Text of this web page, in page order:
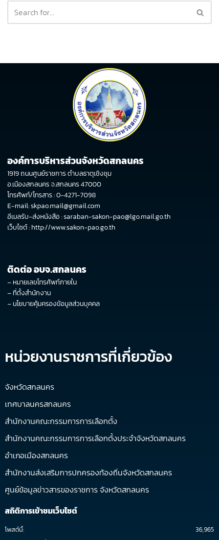
องค์การบริหารส่วนจังหวัดสกลนคร
1919 ถนนศูนย์ราชการ ตำบลธาตุเชิงชุม
อ.เมืองสกลนคร จ.สกลนคร 47000
โทรศัพท์/โทรสาร : 0-4271-7098
E-mail: skpao.mail@gmail.com
อีเมลรับ-ส่งหนังสือ : saraban-sakon-pao@lgo.mail.go.th
เว็บไซต์ :http://www.sakon-pao.go.th
ติดต่อ อบจ.สกลนคร
–หมายเลขโทรศัพท์ภายใน
–ที่ตั้งสำนักงาน
–นโยบายคุ้มครองข้อมูลส่วนบุคคล
หน่วยงานราชการที่เกี่ยวข้อง
จังหวัดสกลนคร
เทศบาลนครสกลนคร
สำนักงานคณะกรรมการการเลือกตั้ง
สำนักงานคณะกรรมการการเลือกตั้งประจำจังหวัดสกลนคร
อำเภอเมืองสกลนคร
สำนักงานส่งเสริมการปกครองท้องถิ่นจังหวัดสกลนคร
ศูนย์ข้อมูลข่าวสารของราชการ จังหวัดสกลนคร
สถิติการเข้าชมเว็บไซต์
โพสต์นี้:
36,965